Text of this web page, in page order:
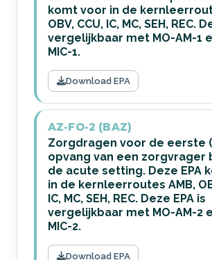
komt voor in de
OBV, CCU, IC, MC, SEH, REC.
vergelijkbaar met MO-AM-1
MIC-1.
Download EPA
AZ-FO-2 (BAZ)
Zorgdragen voor de eerste
opvang van een zorgvrager
de acute setting. Deze EPA
in de kernleerroutes AMB,
IC, MC, SEH, REC. Deze EPA is
vergelijkbaar met MO-AM-2
MIC-2.
Download EPA